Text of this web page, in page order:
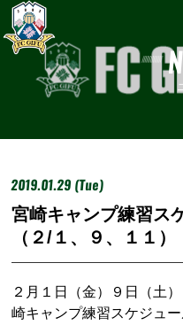
2019.01.29 (Tue)
宮崎キャンプ練習ス
（２/１、９、１１）
２月１日（金）９日（土
崎キャンプ練習スケジュ